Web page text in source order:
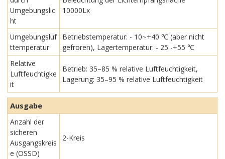
Umgebungslic
ht
10000Lx
Umgebungsluf
ttemperatur
Betriebstemperatur: - 10~+40 ℃ (aber nicht
gefroren), Lagertemperatur: - 25 -+55 ℃
Relative
Luftfeuchtigke
it
Betrieb: 35–85 % relative Luftfeuchtigkeit,
Lagerung: 35–95 % relative Luftfeuchtigkeit
Ausgabe
Anzahl der
sicheren
Ausgangskreis
e (OSSD)
2-Kreis